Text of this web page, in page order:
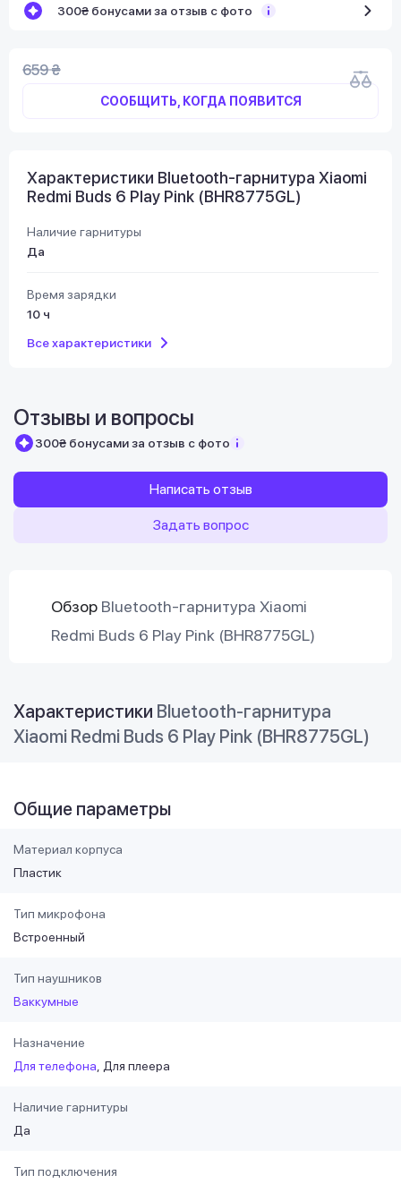
300₴ бонусами за отзыв с фото
659 ₴
СООБЩИТЬ, КОГДА ПОЯВИТСЯ
Характеристики Bluetooth-гарнитура Xiaomi
Redmi Buds 6 Play Pink (BHR8775GL)
Наличие гарнитуры
Да
Время зарядки
10 ч
Все характеристики
Отзывы и вопросы
300₴ бонусами за отзыв с фото
Написать отзыв
Задать вопрос
Обзор Bluetooth-гарнитура Xiaomi
Redmi Buds 6 Play Pink (BHR8775GL)
Характеристики Bluetooth-гарнитура
Xiaomi Redmi Buds 6 Play Pink (BHR8775GL)
Общие параметры
Материал корпуса
Пластик
Тип микрофона
Встроенный
Тип наушников
Ваккумные
Назначение
Для телефона
Для плеера
Наличие гарнитуры
Да
Тип подключения